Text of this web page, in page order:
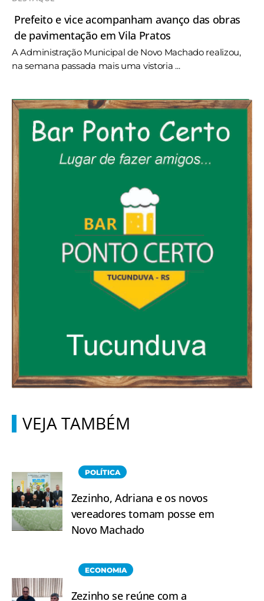
Prefeito e vice acompanham avanço das obras
de pavimentação em Vila Pratos
A Administração Municipal de Novo Machado realizou,
na semana passada mais uma vistoria ...
VEJA TAMBÉM
POLÍTICA
Zezinho, Adriana e os novos
vereadores tomam posse em
Novo Machado
ECONOMIA
Zezinho se reúne com a